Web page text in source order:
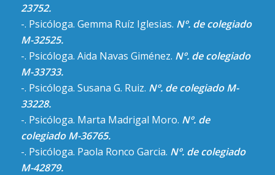
23752.
-. Psicóloga. Gemma Ruíz Iglesias. Nº. de colegiado
M-32525.
-. Psicóloga. Aida Navas Giménez. Nº. de colegiado
M-33733.
-. Psicóloga. Susana G. Ruiz. Nº. de colegiado M-
33228.
-. Psicóloga. Marta Madrigal Moro. Nº. de
colegiado M-36765.
-. Psicóloga. Paola Ronco Garcia. Nº. de colegiado
M-42879.